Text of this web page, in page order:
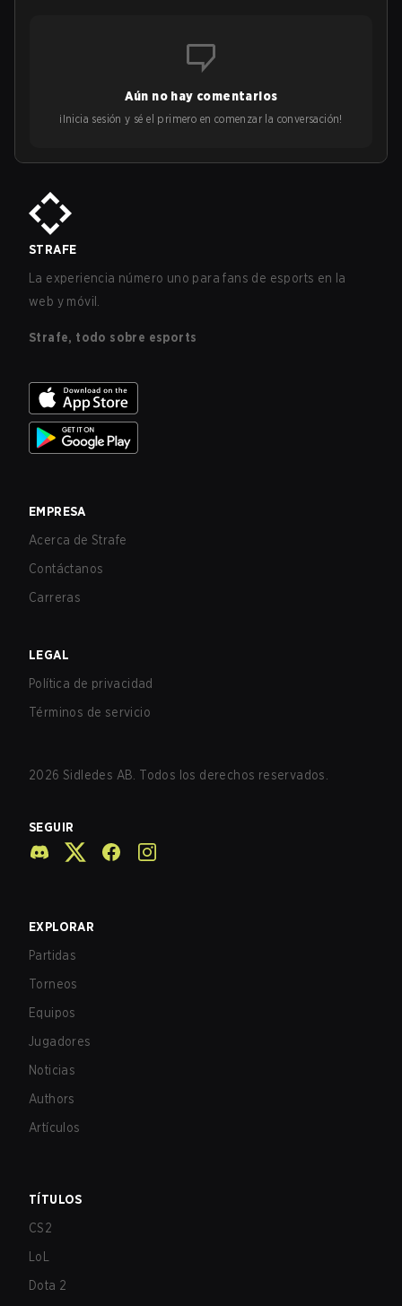
Aún no hay comentarios
¡Inicia sesión y sé el primero en comenzar la conversación!
STRAFE
La experiencia número uno para fans de esports en la
web y móvil.
Strafe, todo sobre esports
EMPRESA
Acerca de Strafe
Contáctanos
Carreras
LEGAL
Política de privacidad
Términos de servicio
2026 Sidledes AB. Todos los derechos reservados.
SEGUIR
EXPLORAR
Partidas
Torneos
Equipos
Jugadores
Noticias
Authors
Artículos
TÍTULOS
CS2
LoL
Dota 2